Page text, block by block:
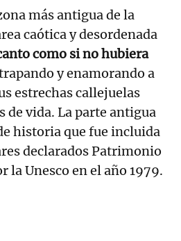
más antigua de la
caótica y desordenada
como si no hubiera
y enamorando a
estrechas callejuelas
de vida. La parte antigua
historia que fue incluida
declarados Patrimonio
la Unesco en el año 1979.